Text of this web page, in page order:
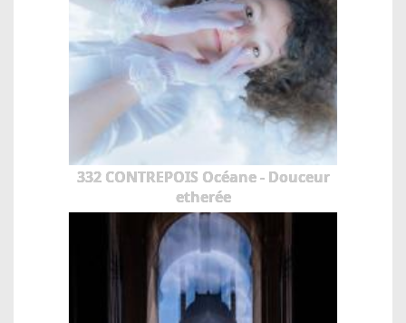
332 CONTREPOIS Océane - Douceur
etherée